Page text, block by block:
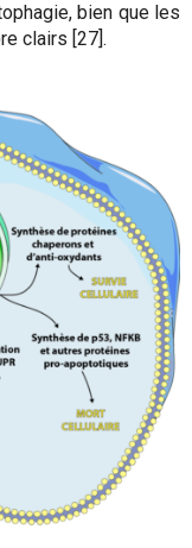
bien que les
clairs [27].